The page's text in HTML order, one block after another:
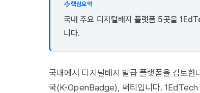
핵심요약
국내 주요 디지털배지 플랫폼 5곳을
니다.
국내에서 디지털배지 발급 플랫폼을 검토한
국(K-OpenBadge), 써티입니다. 1EdTech